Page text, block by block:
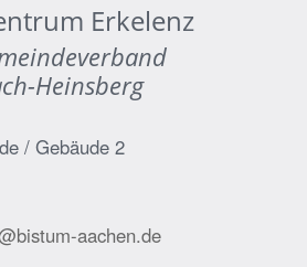
Erkelenz
Heinsberg
/ Gebäude 2
aachen.de